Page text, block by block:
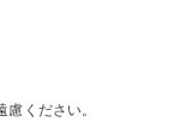
ください。